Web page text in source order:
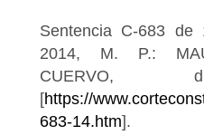
Sentencia C-683
2014, M. P.:
CUERVO,
[https://
683-14.htm].